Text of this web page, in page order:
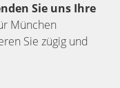
Sie uns Ihre
München
Sie zügig und